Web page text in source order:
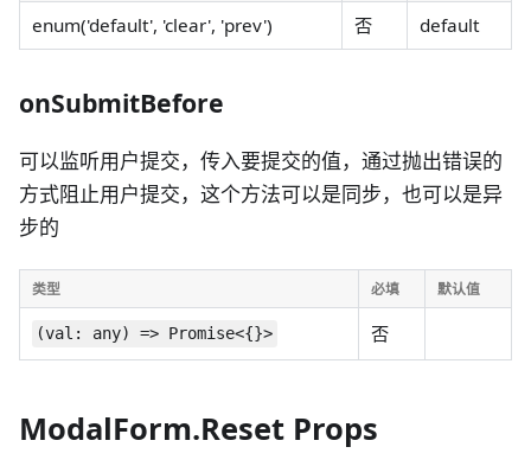
enum('default', 'clear', 'prev') 否 default
onSubmitBefore
可以监听用户提交，传入要提交的值，通过抛出错误的
方式阻止用户提交，这个方法可以是同步，也可以是异
步的
类型 必填 默认值
(val: any) => Promise<{}> 否
ModalForm.Reset Props